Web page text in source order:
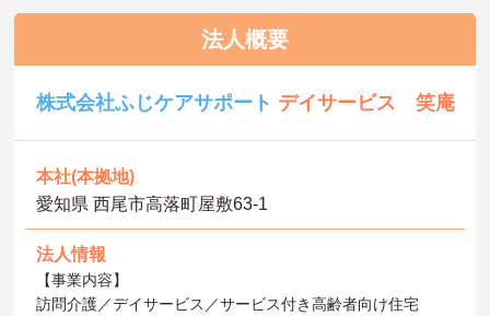
法人概要
株式会社ふじケアサポート デイサービス 笑庵
本社(本拠地)
愛知県 西尾市高落町屋敷63-1
法人情報
【事業内容】
訪問介護／デイサービス／サービス付き高齢者向け住宅